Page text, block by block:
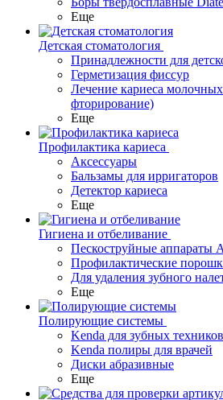
Еще
Детская стоматология
Принадлежности для
Герметизация фиссур
Лечение кариеса
фторирование)
Еще
Профилактика кариеса
Аксессуары
Бальзамы для ирригаторов
Детектор кариеса
Еще
Гигиена и отбеливание
Пескоструйные аппараты
Профилактические
Для удаления зубного
Еще
Полирующие системы
Kenda для зубных техников
Kenda полиры для врачей
Диски абразивные
Еще